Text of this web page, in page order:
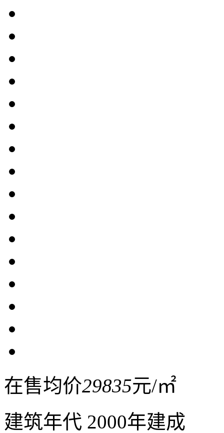
在售均价29835元/㎡
建筑年代 2000年建成